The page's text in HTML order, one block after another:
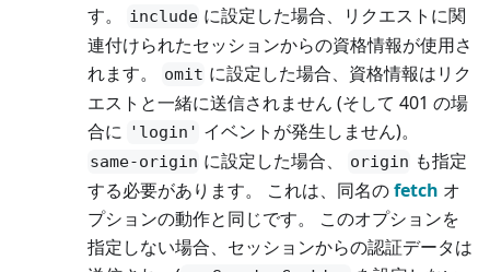
す。
include に設定した場合、リクエストに関
連付けられたセッションからの資格情報が使用さ
れます。
omit に設定した場合、資格情報はリク
エストと一緒に送信されません (そして 401 の場
合に 'login' イベントが発生しません)。
same-origin に設定した場合、 origin も指定
する必要があります。 これは、同名のfetch オ
プションの動作と同じです。 このオプションを
指定しない場合、セッションからの認証データは